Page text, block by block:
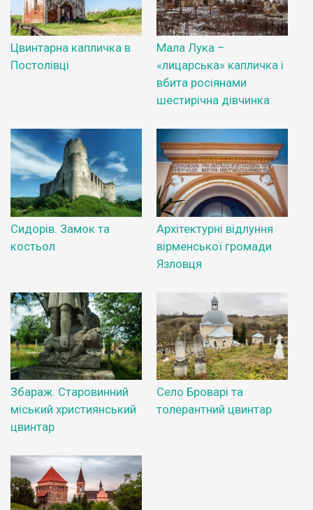
Цвинтарна капличка в
Постолівці
Мала Лука –
«лицарська» капличка і
вбита росіянами
шестирічна дівчинка
Сидорів. Замок та
костьол
Архітектурні відлуння
вірменської громади
Язловця
Збараж. Старовинний
міський християнський
цвинтар
Село Броварі та
толерантний цвинтар